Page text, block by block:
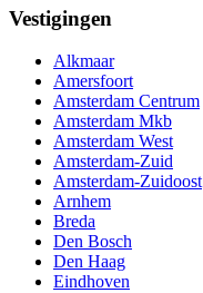
Vestigingen
Alkmaar
Amersfoort
Amsterdam Centrum
Amsterdam Mkb
Amsterdam West
Amsterdam-Zuid
Amsterdam-Zuidoost
Arnhem
Breda
Den Bosch
Den Haag
Eindhoven